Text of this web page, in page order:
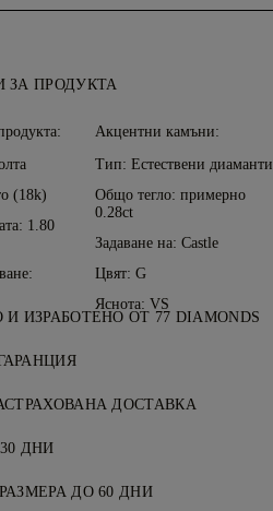
ЗА ПРОДУКТА
(18k)
1.80
Акцентни камъни:
Тип: Естествени диаманти
Общо тегло: примерно
0.28ct
Задаване на: Castle
Цвят: G
Яснота: VS
ИЗРАБОТЕНО ОТ 77 DIAMONDS
усъвършенствано от
77 Diamonds включва доживотна
Вижте
ДОСТАВКА
услуги са безплатни, без значение
чрез специалната услуга
ДНИ
доволни, можете да върнете или
ДО 60 ДНИ